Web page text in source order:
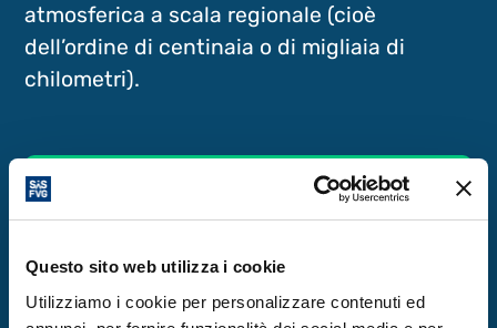
Questo sito web utilizza i cookie
Utilizziamo i cookie per personalizzare contenuti ed
atmosferica a scala regionale (cioè
dell’ordine di centinaia o di migliaia di
chilometri).
Scopri di più
Clicca qui